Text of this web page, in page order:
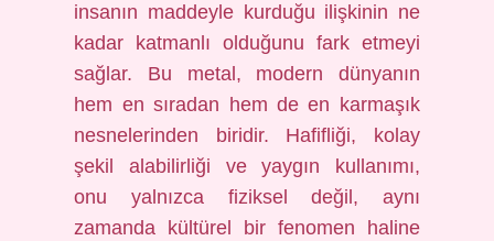
insanın maddeyle kurduğu ilişkinin ne
kadar katmanlı olduğunu fark etmeyi
sağlar. Bu metal, modern dünyanın
hem en sıradan hem de en karmaşık
nesnelerinden biridir. Hafifliği, kolay
şekil alabilirliği ve yaygın kullanımı,
onu yalnızca fiziksel değil, aynı
zamanda kültürel bir fenomen haline